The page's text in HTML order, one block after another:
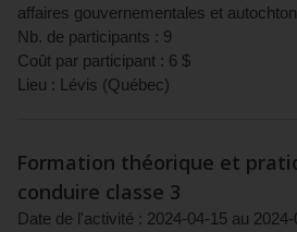
affaires gouvernementales et
Nb. de participants : 9
Coût par participant : 6 $
Lieu : Lévis (Québec)
Formation théorique et
conduire classe 3
Date de l'activité : 2024-04-15 au